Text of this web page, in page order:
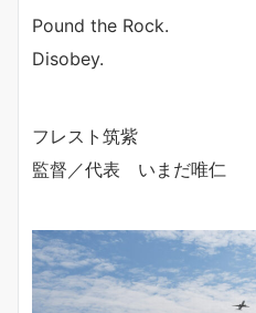
Pound the Rock.
Disobey.
フレスト筑紫
監督／代表 いまだ唯仁